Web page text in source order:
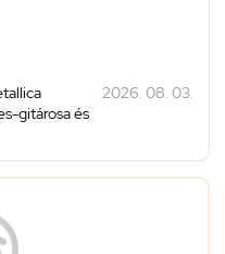
gitárosa és
2026. 08. 03.